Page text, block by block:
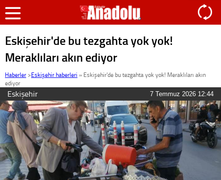
Eskişehir'de bu tezgahta yok yok!
Meraklıları akın ediyor
Haberler >Eskişehir haberleri » Eskişehir'de bu tezgahta yok yok! Meraklıları akın
ediyor
Eskişehir 7 Temmuz 2026 12:44